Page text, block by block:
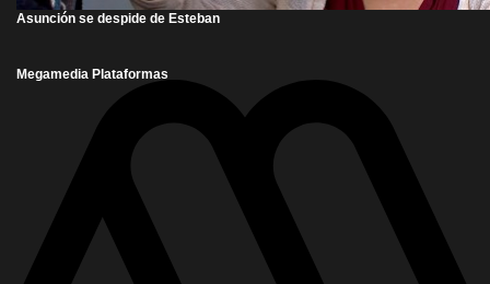
Asunción se despide de Esteban
Megamedia Plataformas